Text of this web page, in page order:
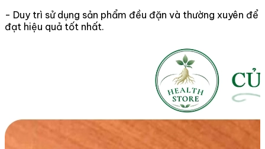
- Duy trì sử dụng sản phẩm đều đặn và thường xuyên để
đạt hiệu quả tốt nhất.